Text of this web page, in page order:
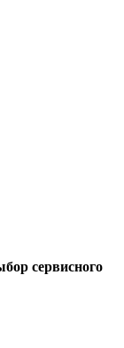
сервисного